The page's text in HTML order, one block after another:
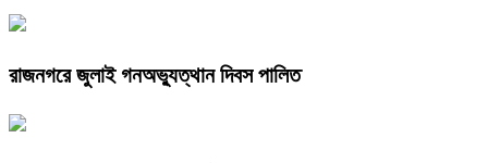
রাজনগরে জুলাই গনঅভ্যুত্থান দিবস পালিত